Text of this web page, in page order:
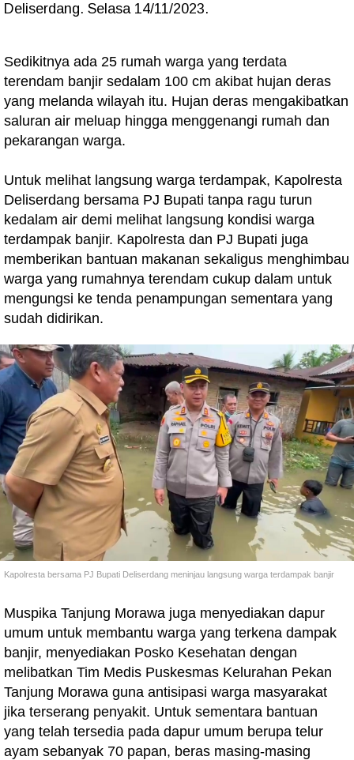
Deliserdang. Selasa 14/11/2023.
Sedikitnya ada 25 rumah warga yang terdata
terendam banjir sedalam 100 cm akibat hujan deras
yang melanda wilayah itu. Hujan deras mengakibatkan
saluran air meluap hingga menggenangi rumah dan
pekarangan warga.
Untuk melihat langsung warga terdampak, Kapolresta
Deliserdang bersama PJ Bupati tanpa ragu turun
kedalam air demi melihat langsung kondisi warga
terdampak banjir. Kapolresta dan PJ Bupati juga
memberikan bantuan makanan sekaligus menghimbau
warga yang rumahnya terendam cukup dalam untuk
mengungsi ke tenda penampungan sementara yang
sudah didirikan.
Kapolresta bersama PJ Bupati Deliserdang meninjau langsung warga terdampak banjir
Muspika Tanjung Morawa juga menyediakan dapur
umum untuk membantu warga yang terkena dampak
banjir, menyediakan Posko Kesehatan dengan
melibatkan Tim Medis Puskesmas Kelurahan Pekan
Tanjung Morawa guna antisipasi warga masyarakat
jika terserang penyakit. Untuk sementara bantuan
yang telah tersedia pada dapur umum berupa telur
ayam sebanyak 70 papan, beras masing-masing